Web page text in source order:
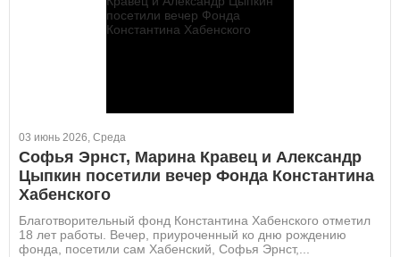
03 июнь 2026, Среда
Софья Эрнст, Марина Кравец и Александр
Цыпкин посетили вечер Фонда Константина
Хабенского
Благотворительный фонд Константина Хабенского отметил
18 лет работы. Вечер, приуроченный ко дню рождению
фонда, посетили сам Хабенский, Софья Эрнст,...